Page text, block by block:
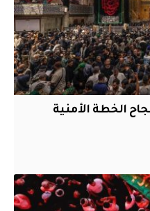
الخطة الأمنية